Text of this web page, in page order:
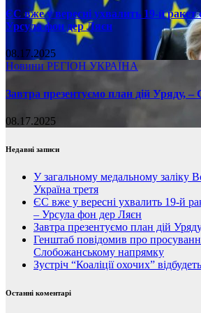
ЄС вже у вересні ухвалить 19-й ракет
Урсула фон дер Ляєн
08.17.2025
Новини РЕГІОН УКРАЇНА
Завтра презентуємо план дій Уряду, –
08.17.2025
Недавні записи
У загальному медальному заліку
Україна третя
ЄС вже у вересні ухвалить 19-й
– Урсула фон дер Ляєн
Завтра презентуємо план дій
Генштаб повідомив про
Слобожанському напрямку
Зустріч “Коаліції охочих”
Останні коментарі